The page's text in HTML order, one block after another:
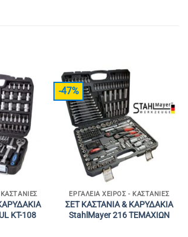
KT-108
-47%
ΕΡΓΑΛΕΊΑ ΧΕΙΡΌΣ - ΚΑΣΤΆΝΙΕΣ
ΣΕΤ ΚΑΣΤΑΝΙΑ & ΚΑΡΥΔΑΚΙΑ
StahlMayer 216 ΤΕΜΑΧΙΩΝ